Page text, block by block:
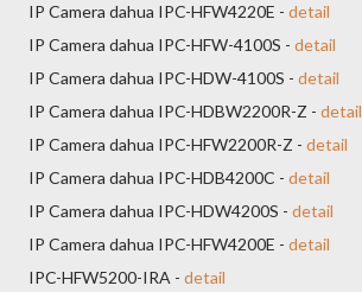
IP Camera dahua IPC-HFW4220E - detail
IP Camera dahua IPC-HFW-4100S - detail
IP Camera dahua IPC-HDW-4100S - detail
IP Camera dahua IPC-HDBW2200R-Z - detail
IP Camera dahua IPC-HFW2200R-Z - detail
IP Camera dahua IPC-HDB4200C - detail
IP Camera dahua IPC-HDW4200S - detail
IP Camera dahua IPC-HFW4200E - detail
IPC-HFW5200-IRA - detail